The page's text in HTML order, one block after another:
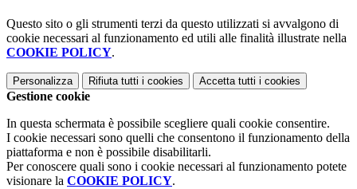
Questo sito o gli strumenti terzi da questo utilizzati si avvalgono di
cookie necessari al funzionamento ed utili alle finalità illustrate nella
COOKIE POLICY.
Personalizza Rifiuta tutti i cookies Accetta tutti i cookies
Gestione cookie
In questa schermata è possibile scegliere quali cookie consentire.
I cookie necessari sono quelli che consentono il funzionamento della
piattaforma e non è possibile disabilitarli.
Per conoscere quali sono i cookie necessari al funzionamento potete
visionare la COOKIE POLICY.